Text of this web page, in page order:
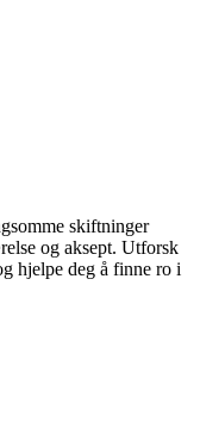
skiftninger
og aksept. Utforsk
hjelpe deg å finne ro i